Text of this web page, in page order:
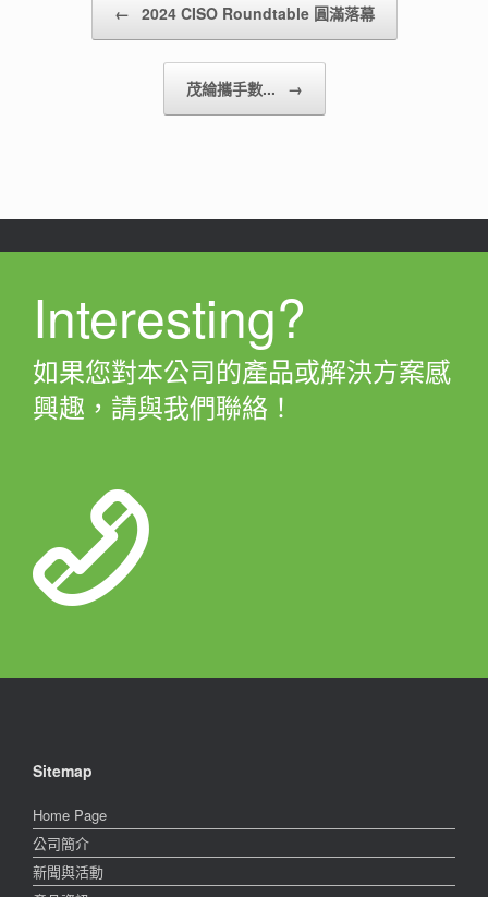
← 2024 CISO Roundtable 圓滿落幕
茂綸攜手數... →
Interesting?
如果您對本公司的產品或解決方案感
興趣，請與我們聯絡！
Sitemap
Home Page
公司簡介
新聞與活動